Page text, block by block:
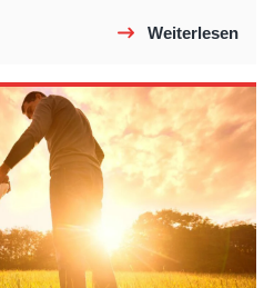
Weiterlesen